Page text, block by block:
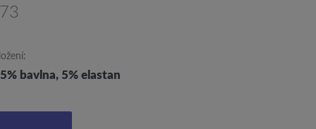
bavlna, 5% elastan